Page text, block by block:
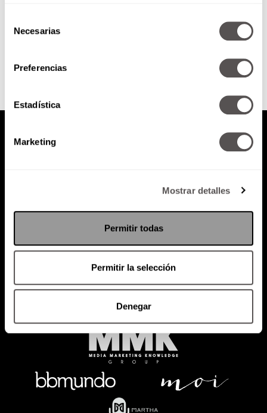
Necesarias
Preferencias
Estadística
Marketing
Mostrar detalles
Permitir todas
Permitir la selección
Denegar
Política de Privacidad
RADIO MARTHA